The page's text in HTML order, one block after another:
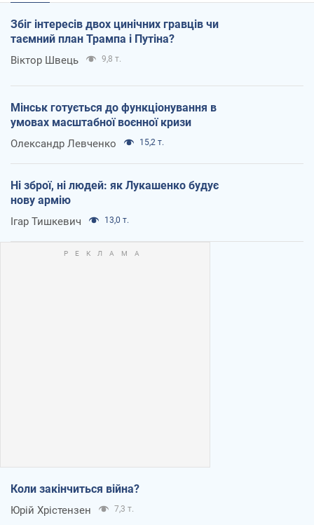
Збіг інтересів двох цинічних гравців чи
таємний план Трампа і Путіна?
Віктор Швець 9,8 т.
Мінськ готується до функціонування в
умовах масштабної воєнної кризи
Олександр Левченко 15,2 т.
Ні зброї, ні людей: як Лукашенко будує
нову армію
Ігар Тишкевич 13,0 т.
Коли закінчиться війна?
Юрій Хрістензен 7,3 т.